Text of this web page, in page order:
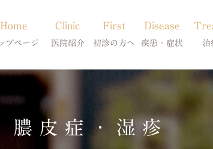
Home
プページ
Clinic
医院紹介
当院のご紹介
獣医師紹介
First
初診の方へ
初診の方へ
Disease
疾患・症状
アトピー・アレルギー
膿皮症・脂漏症
脱毛症・アロペシアX
治
体質改善・
膿皮症・湿疹